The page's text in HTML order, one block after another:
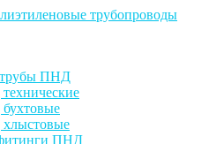
трубы ПНД
ПНД